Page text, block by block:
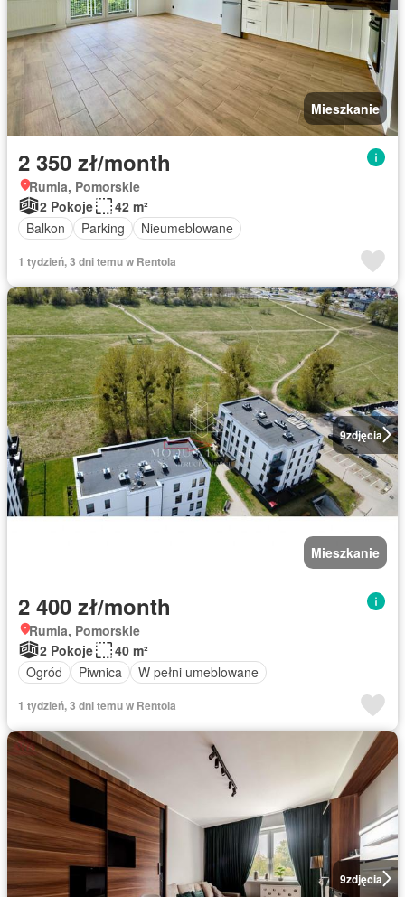
Mieszkanie
2 350 zł/month
Rumia, Pomorskie
2 Pokoje
42 m²
Balkon
Parking Nieumeblowane
1 tydzień, 3 dni temu w Rentola
9zdjęcia
Mieszkanie
2 400 zł/month
Rumia, Pomorskie
2 Pokoje
40 m²
Ogród
Piwnica W pełni umeblowane
1 tydzień, 3 dni temu w Rentola
9zdjęcia